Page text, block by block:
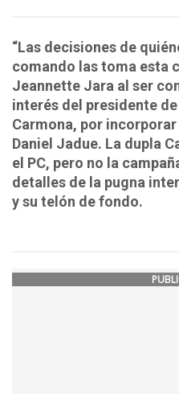
“Las decisiones de
comando las toma esta
Jeannette Jara al ser
interés del presidente
Carmona, por
Daniel Jadue. La dupla
el PC, pero no la
detalles de la pugna
y su telón de fondo.